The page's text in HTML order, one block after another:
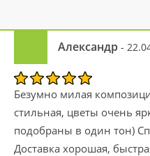
Александр -
Безумно милая
стильная, цветы очень
подобраны в один тон)
Доставка хорошая,